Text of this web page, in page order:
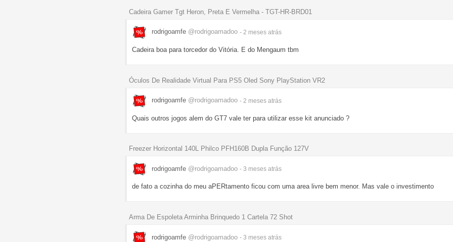
Cadeira Gamer Tgt Heron, Preta E Vermelha - TGT-HR-BRD01
rodrigoamfe @rodrigoamadoo - 2 meses atrás
Cadeira boa para torcedor do Vitória. E do Mengaum tbm
Óculos De Realidade Virtual Para PS5 Oled Sony PlayStation VR2
rodrigoamfe @rodrigoamadoo - 2 meses atrás
Quais outros jogos alem do GT7 vale ter para utilizar esse kit anunciado ?
Freezer Horizontal 140L Philco PFH160B Dupla Função 127V
rodrigoamfe @rodrigoamadoo - 3 meses atrás
de fato a cozinha do meu aPERtamento ficou com uma area livre bem menor. Mas vale o investimento
Arma De Espoleta Arminha Brinquedo 1 Cartela 72 Shot
rodrigoamfe @rodrigoamadoo - 3 meses atrás